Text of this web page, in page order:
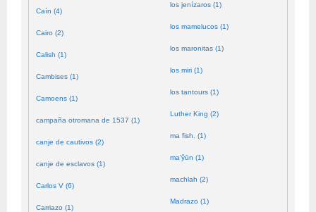
Caín (4)
Cairo (2)
Calish (1)
Cambises (1)
Camoens (1)
campaña otromana de 1537 (1)
canje de cautivos (2)
canje de esclavos (1)
Carlos V (6)
Carriazo (1)
los jenízaros (1)
los mamelucos (1)
los maronitas (1)
los miri (1)
los tantours (1)
Luther King (2)
ma fish. (1)
ma’ŷūn (1)
machlah (2)
Madrazo (1)